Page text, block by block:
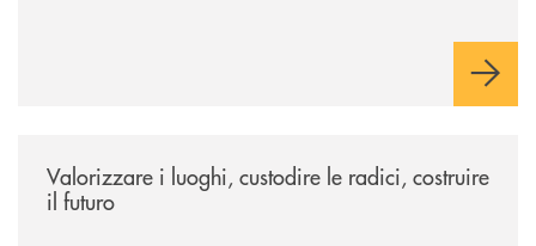
Valorizzare i luoghi, custodire le radici, costruire
il futuro